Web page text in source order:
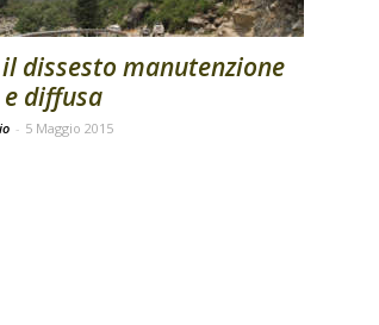
dissesto manutenzione
diffusa
- 5 Maggio 2015